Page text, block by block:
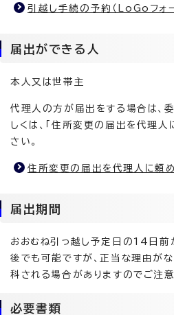
引越し手続の予約（LoGoフォー
届出ができる人
本人又は世帯主
代理人の方が届出をする場合は、
しくは、「住所変更の届出を代理人
さい。
住所変更の届出を代理人に頼
届出期間
おおむね引っ越し予定日の14日前
後でも可能ですが、正当な理由が
科される場合がありますのでご注意
必要書類